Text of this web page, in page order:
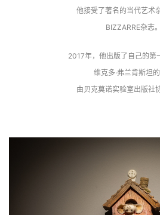
他接受了著名的当代艺术
BIZZARRE杂志。
2017年，他出版了自己的第
维克多·弗兰肯斯坦
由贝克莫诺实验室出版社